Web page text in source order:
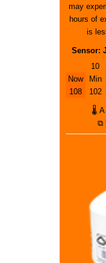
may
hours of
is
Sensor:
Now
108
10
Min
102
🌡 A
⧉